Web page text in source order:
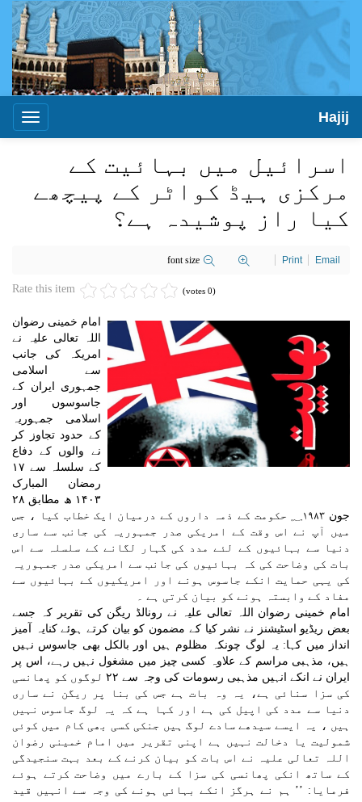
Toggle
Hajij
اسرائیل میں بہائیت کے
مرکزی ہیڈ کواٹر کے پیچھے
کیا راز پوشیدہ ہے؟
font size Print Email
Rate this item (0 votes)
امام خمینی رضوان
اللہ تعالی علیہ نے
امریکہ کی جانب
سے اسلامی
جمہوری ایران کے
جاسوسوں اور
اسلامی جمہوریہ
کے حدود تجاوز کر
نے والوں کے دفاع
کے سلسلہ سے ۱۷
رمضان المبارک
۱۴۰۳ ھ مطابق ۲۸
جون ؁۱۹۸۳ حکومت کے ذمہ داروں کے درمیان ایک خطاب کیا ، جس
میں آپ نے اس وقت کے امریکی صدر جمہوریہ کی جانب سے ساری
دنیا سے بہائیوں کے لئے مدد کی گہار لگانے کے سلسلہ سے اس
بات کی وضاحت کی کہ بہائیوں کی جانب سے امریکی صدر جمہوریہ
کی یہی حمایت انکے جاسوس ہونے اور امریکیوں کے بہائیوں سے
مفاد کے وابستہ ہونے کو بیان کرتی ہے ۔
امام خمینی رضوان اللہ تعالی علیہ نے رونالڈ ریگن کی تقریر کہ جسے
بعض ریڈیو اسٹیشنز نے نشر کیا کے مضمون کو بیان کرتے ہوئے کنایہ آمیز
انداز میں کہا: یہ لوگ چونکہ مظلوم ہیں اور بالکل بھی جاسوس نہیں
ہیں، مذہبی مراسم کے علاوہ کسی چیز میں مشغول نہیں رہے، اس پر
ایران نے انکے انہیں مذہبی رسومات کی وجہ سے ۲۲ لوگوں کو پھانسی
کی سزا سنائی ہے، یہ وہ بات ہے جس کی بنا پر ریگن نے ساری
دنیا سے مدد کی اپیل کی ہے اور کہا ہے کہ یہ لوگ جاسوس نہیں
ہیں ، یہ ایسے سیدھے سادے لوگ ہیں جنکی کسی بھی کام میں کوئی
شمولیت یا دخالت نہیں ہے اپنی تقریر میں امام خمینی رضوان
اللہ تعالی علیہ نے اس بات کو بیان کرنے کے بعد بہت سنجیدگی
کے ساتھ انکی پھانسی کی سزا کے بارے میں وضاحت کرتے ہوئے
فرمایا: ’’ ہم نے ہرگز انکے بہائی ہونے کی وجہ سے انہیں قید